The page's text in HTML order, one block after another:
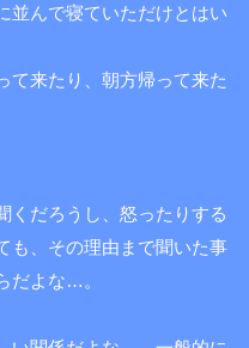
並んで寝ていただけとはい
て来たり、朝方帰って来た
くだろうし、怒ったりする
も、その理由まで聞いた事
だよな…。